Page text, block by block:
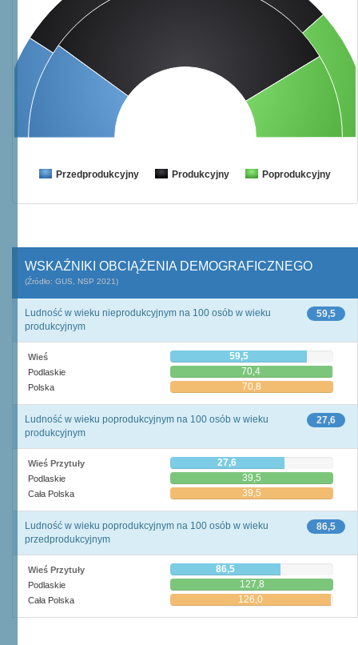
Przedprodukcyjny Produkcyjny Poprodukcyjny
WSKAŹNIKI OBCIĄŻENIA DEMOGRAFICZNEGO
(Źródło: GUS, NSP 2021)
59,5
Ludność w wieku nieprodukcyjnym na 100 osób w wieku
produkcyjnym
Wieś 59,5
Podlaskie 70,4
Polska 70,8
27,6
Ludność w wieku poprodukcyjnym na 100 osób w wieku
produkcyjnym
Wieś Przytuły 27,6
Podlaskie 39,5
Cała Polska 39,5
86,5
Ludność w wieku poprodukcyjnym na 100 osób w wieku
przedprodukcyjnym
Wieś Przytuły 86,5
Podlaskie 127,8
Cała Polska 126,0